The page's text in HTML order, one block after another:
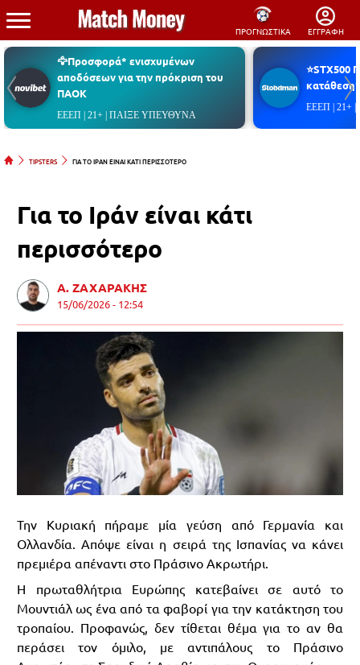
ΠΡΟΓΝΩΣΤΙΚΑ ΕΓΓΡΑΦΗ
🦅Προσφορά* ενισχυμένων
αποδόσεων για την πρόκριση του
ΠΑΟΚ
ΕΕΕΠ | 21+ | ΠΑΙΞΕ ΥΠΕΥΘΥΝΑ
⭐STX500
ΕΕΕΠ | 21+
TIPSTERS ΓΙΑ ΤΟ ΙΡΑΝ ΕΙΝΑΙ ΚΑΤΙ ΠΕΡΙΣΣΟΤΕΡΟ
Για το Ιράν είναι κάτι
περισσότερο
Α. ΖΑΧΑΡΑΚΗΣ
15/06/2026 - 12:54
Την Κυριακή πήραμε μία γεύση από Γερμανία και
Ολλανδία. Απόψε είναι η σειρά της Ισπανίας να κάνει
πρεμιέρα απέναντι στο Πράσινο Ακρωτήρι.
Η πρωταθλήτρια Ευρώπης κατεβαίνει σε αυτό το
Μουντιάλ ως ένα από τα φαβορί για την κατάκτηση του
τροπαίου. Προφανώς, δεν τίθεται θέμα για το αν θα
περάσει τον όμιλο, με αντιπάλους το Πράσινο